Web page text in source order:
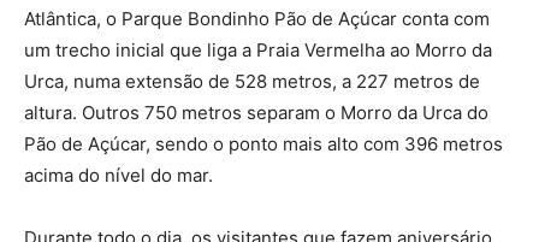
Atlântica, o Parque Bondinho Pão de Açúcar conta com
um trecho inicial que liga a Praia Vermelha ao Morro da
Urca, numa extensão de 528 metros, a 227 metros de
altura. Outros 750 metros separam o Morro da Urca do
Pão de Açúcar, sendo o ponto mais alto com 396 metros
acima do nível do mar.